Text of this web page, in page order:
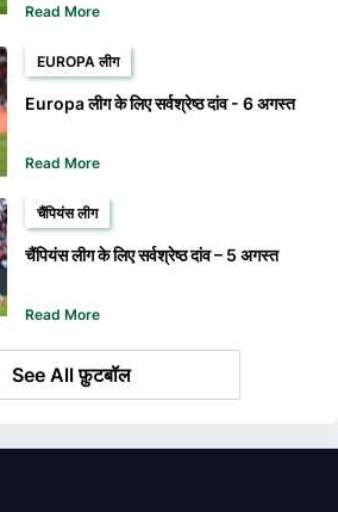
Read More
EUROPA लीग
Europa लीग के लिए सर्वश्रेष्ठ दांव - 6 अगस्त
Read More
चैंपियंस लीग
चैंपियंस लीग के लिए सर्वश्रेष्ठ दांव – 5 अगस्त
Read More
See All फ़ुटबॉल